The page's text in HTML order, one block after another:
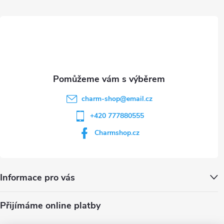
charm-shop@email.cz
+420 777880555
Charmshop.cz
Informace pro vás
Přijímáme online platby